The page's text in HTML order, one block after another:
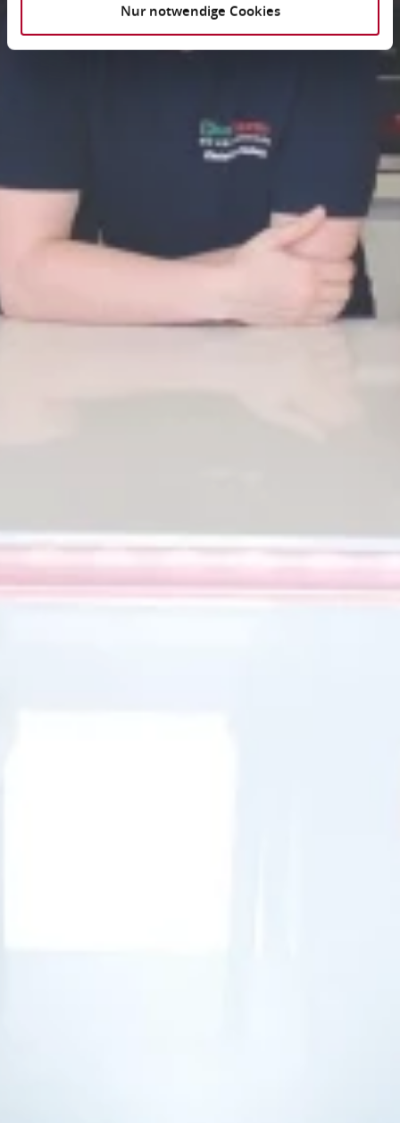
Nur notwendige Cookies